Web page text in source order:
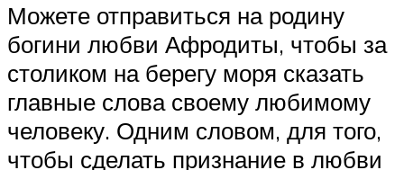
Можете отправиться на родину
богини любви Афродиты, чтобы за
столиком на берегу моря сказать
главные слова своему любимому
человеку. Одним словом, для того,
чтобы сделать признание в любви